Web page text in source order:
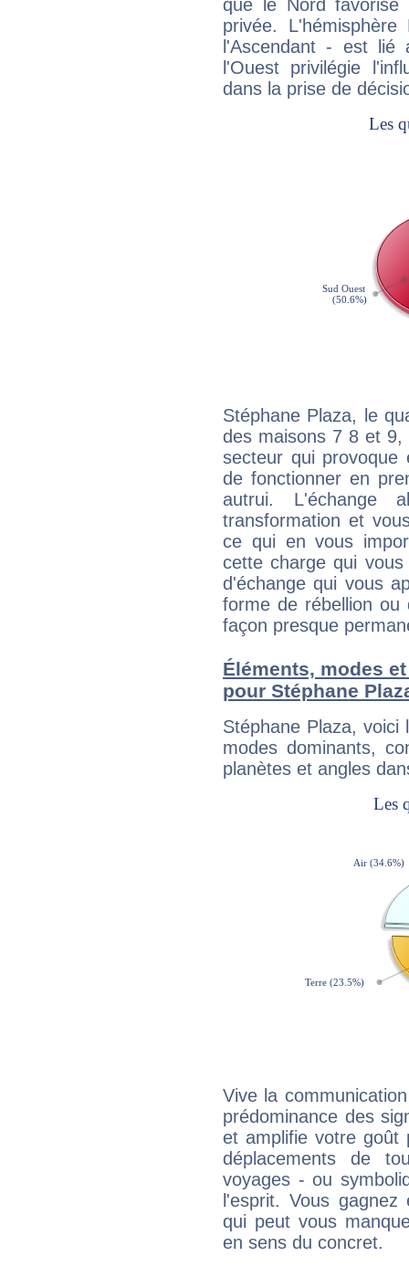
que le Nord favorise
privée.
l'Ascendant - est
l'Ouest privilégie
dans la prise de
Stéphane Plaza, le
des maisons 7 8 et
secteur qui provoque
de fonctionner en
autrui. L'échange
transformation et
ce qui en vous
cette charge qui
d'échange qui vous
forme de rébellion ou
façon presque
Éléments, modes
pour Stéphane
Stéphane Plaza,
modes dominants,
planètes et angles
Vive la
prédominance des
et amplifie votre goût
déplacements de
voyages - ou
l'esprit. Vous
qui peut vous
en sens du concret.